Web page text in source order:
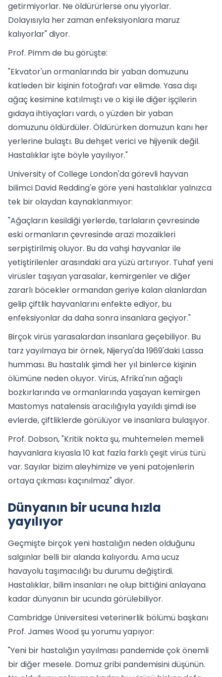
getirmiyorlar. Ne öldürürlerse onu yiyorlar.
Dolayısıyla her zaman enfeksiyonlara maruz
kalıyorlar" diyor.
Prof. Pimm de bu görüşte:
"Ekvator'un ormanlarında bir yaban domuzunu
katleden bir kişinin fotoğrafı var elimde. Yasa dışı
ağaç kesimine katılmıştı ve o kişi ile diğer işçilerin
gıdaya ihtiyaçları vardı, o yüzden bir yaban
domuzunu öldürdüler. Öldürürken domuzun kanı her
yerlerine bulaştı. Bu dehşet verici ve hijyenik değil.
Hastalıklar işte böyle yayılıyor."
University of College London'da görevli hayvan
bilimci David Redding'e göre yeni hastalıklar yalnızca
tek bir olaydan kaynaklanmıyor:
"Ağaçların kesildiği yerlerde, tarlaların çevresinde
eski ormanların çevresinde arazi mozaikleri
serpiştirilmiş oluyor. Bu da vahşi hayvanlar ile
yetiştirilenler arasındaki ara yüzü artırıyor. Tuhaf yeni
virüsler taşıyan yarasalar, kemirgenler ve diğer
zararlı böcekler ormandan geriye kalan alanlardan
gelip çiftlik hayvanlarını enfekte ediyor, bu
enfeksiyonlar da daha sonra insanlara geçiyor."
Birçok virüs yarasalardan insanlara geçebiliyor. Bu
tarz yayılmaya bir örnek, Nijerya'da 1969'daki Lassa
humması. Bu hastalık şimdi her yıl binlerce kişinin
ölümüne neden oluyor. Virüs, Afrika'nın ağaçlı
bozkırlarında ve ormanlarında yaşayan kemirgen
Mastomys natalensis aracılığıyla yayıldı şimdi ise
evlerde, çiftliklerde görülüyor ve insanlara bulaşıyor.
Prof. Dobson, "Kritik nokta şu, muhtemelen memeli
hayvanlara kıyasla 10 kat fazla farklı çeşit virüs türü
var. Sayılar bizim aleyhimize ve yeni patojenlerin
ortaya çıkması kaçınılmaz" diyor.
Dünyanın bir ucuna hızla
yayılıyor
Geçmişte birçok yeni hastalığın neden olduğunu
salgınlar belli bir alanda kalıyordu. Ama ucuz
havayolu taşımacılığı bu durumu değiştirdi.
Hastalıklar, bilim insanları ne olup bittiğini anlayana
kadar dünyanın bir ucunda görülebiliyor.
Cambridge Üniversitesi veterinerlik bölümü başkanı
Prof. James Wood şu yorumu yapıyor:
"Yeni bir hastalığın yayılması pandemide çok önemli
bir diğer mesele. Domuz gribi pandemisini düşünün.